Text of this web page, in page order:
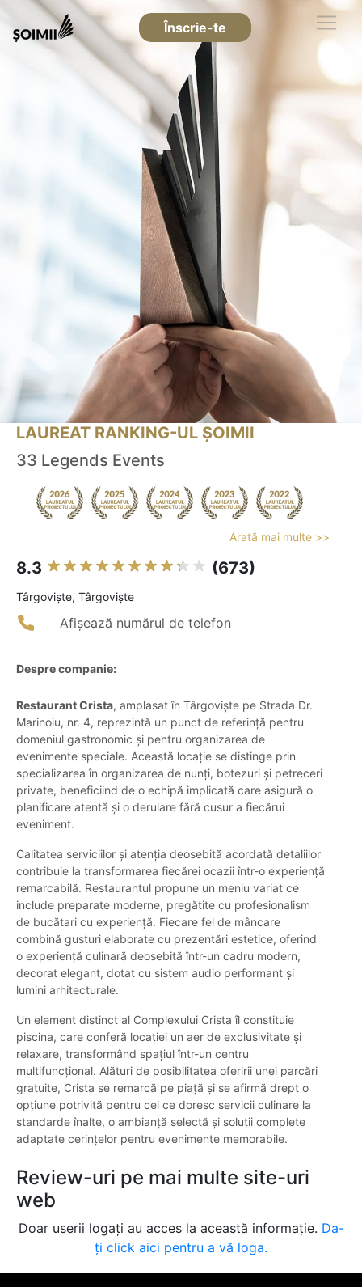
Înscrie-te
LAUREAT RANKING-UL ȘOIMII
33 Legends Events
Arată mai multe >>
8.3 (673)
Târgovişte, Târgoviște
Afișează numărul de telefon
Despre companie:
Restaurant Crista, amplasat în Târgoviște pe Strada Dr.
Marinoiu, nr. 4, reprezintă un punct de referință pentru
domeniul gastronomic și pentru organizarea de
evenimente speciale. Această locație se distinge prin
specializarea în organizarea de nunți, botezuri și petreceri
private, beneficiind de o echipă implicată care asigură o
planificare atentă și o derulare fără cusur a fiecărui
eveniment.
Calitatea serviciilor și atenția deosebită acordată detaliilor
contribuie la transformarea fiecărei ocazii într-o experiență
remarcabilă. Restaurantul propune un meniu variat ce
include preparate moderne, pregătite cu profesionalism
de bucătari cu experiență. Fiecare fel de mâncare
combină gusturi elaborate cu prezentări estetice, oferind
o experiență culinară deosebită într-un cadru modern,
decorat elegant, dotat cu sistem audio performant și
lumini arhitecturale.
Un element distinct al Complexului Crista îl constituie
piscina, care conferă locației un aer de exclusivitate și
relaxare, transformând spațiul într-un centru
multifuncțional. Alături de posibilitatea oferirii unei parcări
gratuite, Crista se remarcă pe piață și se afirmă drept o
opțiune potrivită pentru cei ce doresc servicii culinare la
standarde înalte, o ambianță selectă și soluții complete
adaptate cerințelor pentru evenimente memorabile.
Review-uri pe mai multe site-uri
web
Doar userii logați au acces la această informație. Da-
ți click aici pentru a vă loga.